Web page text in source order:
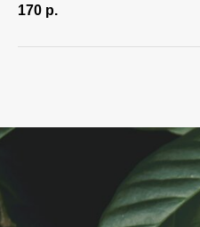
170 р.